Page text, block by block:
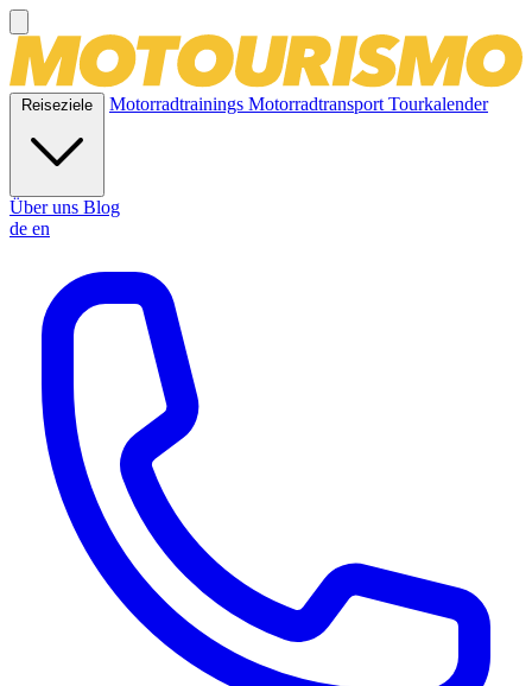
Reiseziele Motorradtrainings MotorradtransportTourkalender
Über uns Blog
de en